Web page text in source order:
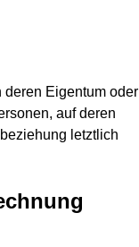
Eigentum oder
auf deren
letztlich